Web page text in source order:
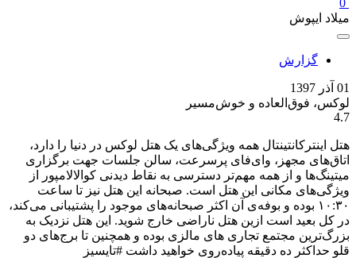
میلاد ایپوش
گزارش
01 آذر 1397
لوکس، فوق‌العاده و خوش‌مسیر
4.7
هتل اینترکانتینتال همه ویژگی‌های یک هتل لوکس در دنیا را دارد،
اتاق‌های مجهز، وای‌فای پرسرعت، سالن جلسات جهت برگزاری
میتینگ‌ها و از همه مهم‌تر دسترسی به نقاط دیدنی کوالالامپور از
ویژگی‌های مکانی این هتل است. صبحانه این هتل نیز تا ساعت
۱۰:۳۰ بوده و بوفه‌ی آن اکثر صبحانه‌های موجود را پشتیبانی می‌کند،
در کل بعید است ازین هتل ناراضی خارج شوید. این هتل نزدیک به
بزرگ‌ترین مجتمع تجاری های مالزی بوده و‌ همچنین تا برج‌های دو
قلو حداکثر ده دقیقه پیاده‌روی خواهید داشت #تایسیز